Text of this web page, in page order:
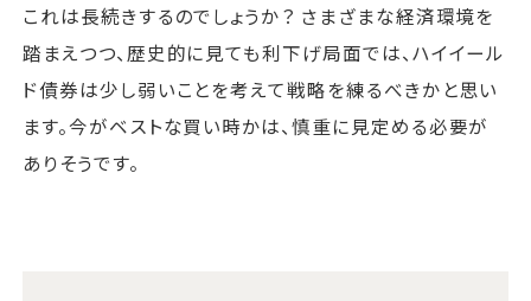
これは長続きするのでしょうか？ さまざまな経済環境を
踏まえつつ、歴史的に見ても利下げ局面では、ハイイール
ド債券は少し弱いことを考えて戦略を練るべきかと思い
ます。今がベストな買い時かは、慎重に見定める必要が
ありそうです。